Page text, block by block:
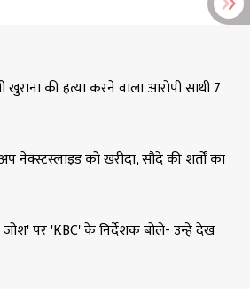
खुराना की हत्या करने वाला आरोपी साथी 7
नेक्स्टस्लाइड को खरीदा, सौदे की शर्तों का
पर 'KBC' के निर्देशक बोले- उन्हें देख